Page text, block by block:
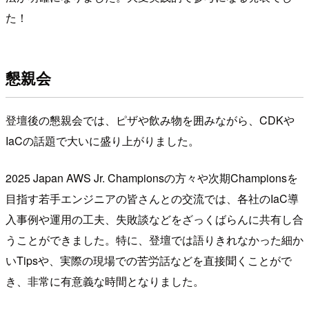
た！
懇親会
登壇後の懇親会では、ピザや飲み物を囲みながら、CDKや
IaCの話題で大いに盛り上がりました。
2025 Japan AWS Jr. Championsの方々や次期Championsを
目指す若手エンジニアの皆さんとの交流では、各社のIaC導
入事例や運用の工夫、失敗談などをざっくばらんに共有し合
うことができました。特に、登壇では語りきれなかった細か
いTipsや、実際の現場での苦労話などを直接聞くことがで
き、非常に有意義な時間となりました。